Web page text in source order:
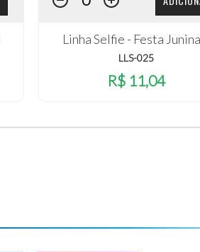
Linha Selfie - Festa
LLS-025
R$ 11,04